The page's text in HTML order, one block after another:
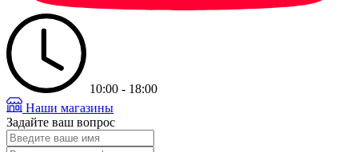
10:00 - 18:00
Наши магазины
Задайте ваш вопрос